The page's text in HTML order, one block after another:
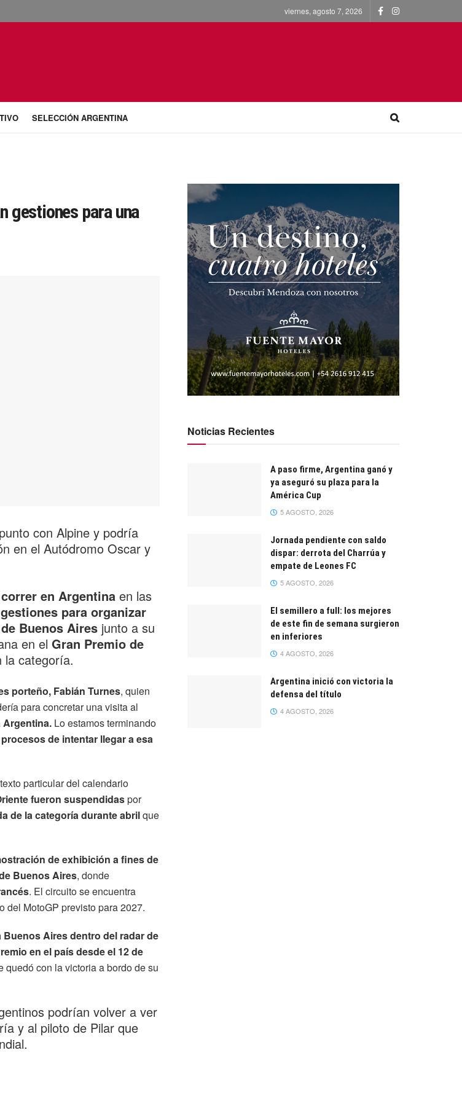
viernes, agosto 7, 2026
SELECCIÓN ARGENTINA
gestiones para una
con Alpine y podría
en el Autódromo Oscar y
en Argentina en las
gestiones para organizar
Buenos Aires junto a su
en el Gran Premio de
la categoría.
porteño, Fabián Turnes, quien
para concretar una visita al
Argentina. Lo estamos terminando
de intentar llegar a esa
particular del calendario
fueron suspendidaspor
de la categoría durante abrilque
de exhibición a fines de
Buenos Aires, donde
. El circuito se encuentra
del MotoGP previsto para 2027.
Aires dentro del radar de
en el país desde el 12 de
con la victoria a bordo de su
podrían volver a ver
y al piloto de Pilar que
Noticias Recientes
A paso firme, Argentina ganó y
ya aseguró su plaza para la
América Cup
5 AGOSTO, 2026
Jornada pendiente con saldo
dispar: derrota del Charrúa y
empate de Leones FC
5 AGOSTO, 2026
El semillero a full: los mejores
de este fin de semana surgieron
en inferiores
4 AGOSTO, 2026
Argentina inició con victoria la
defensa del título
4 AGOSTO, 2026